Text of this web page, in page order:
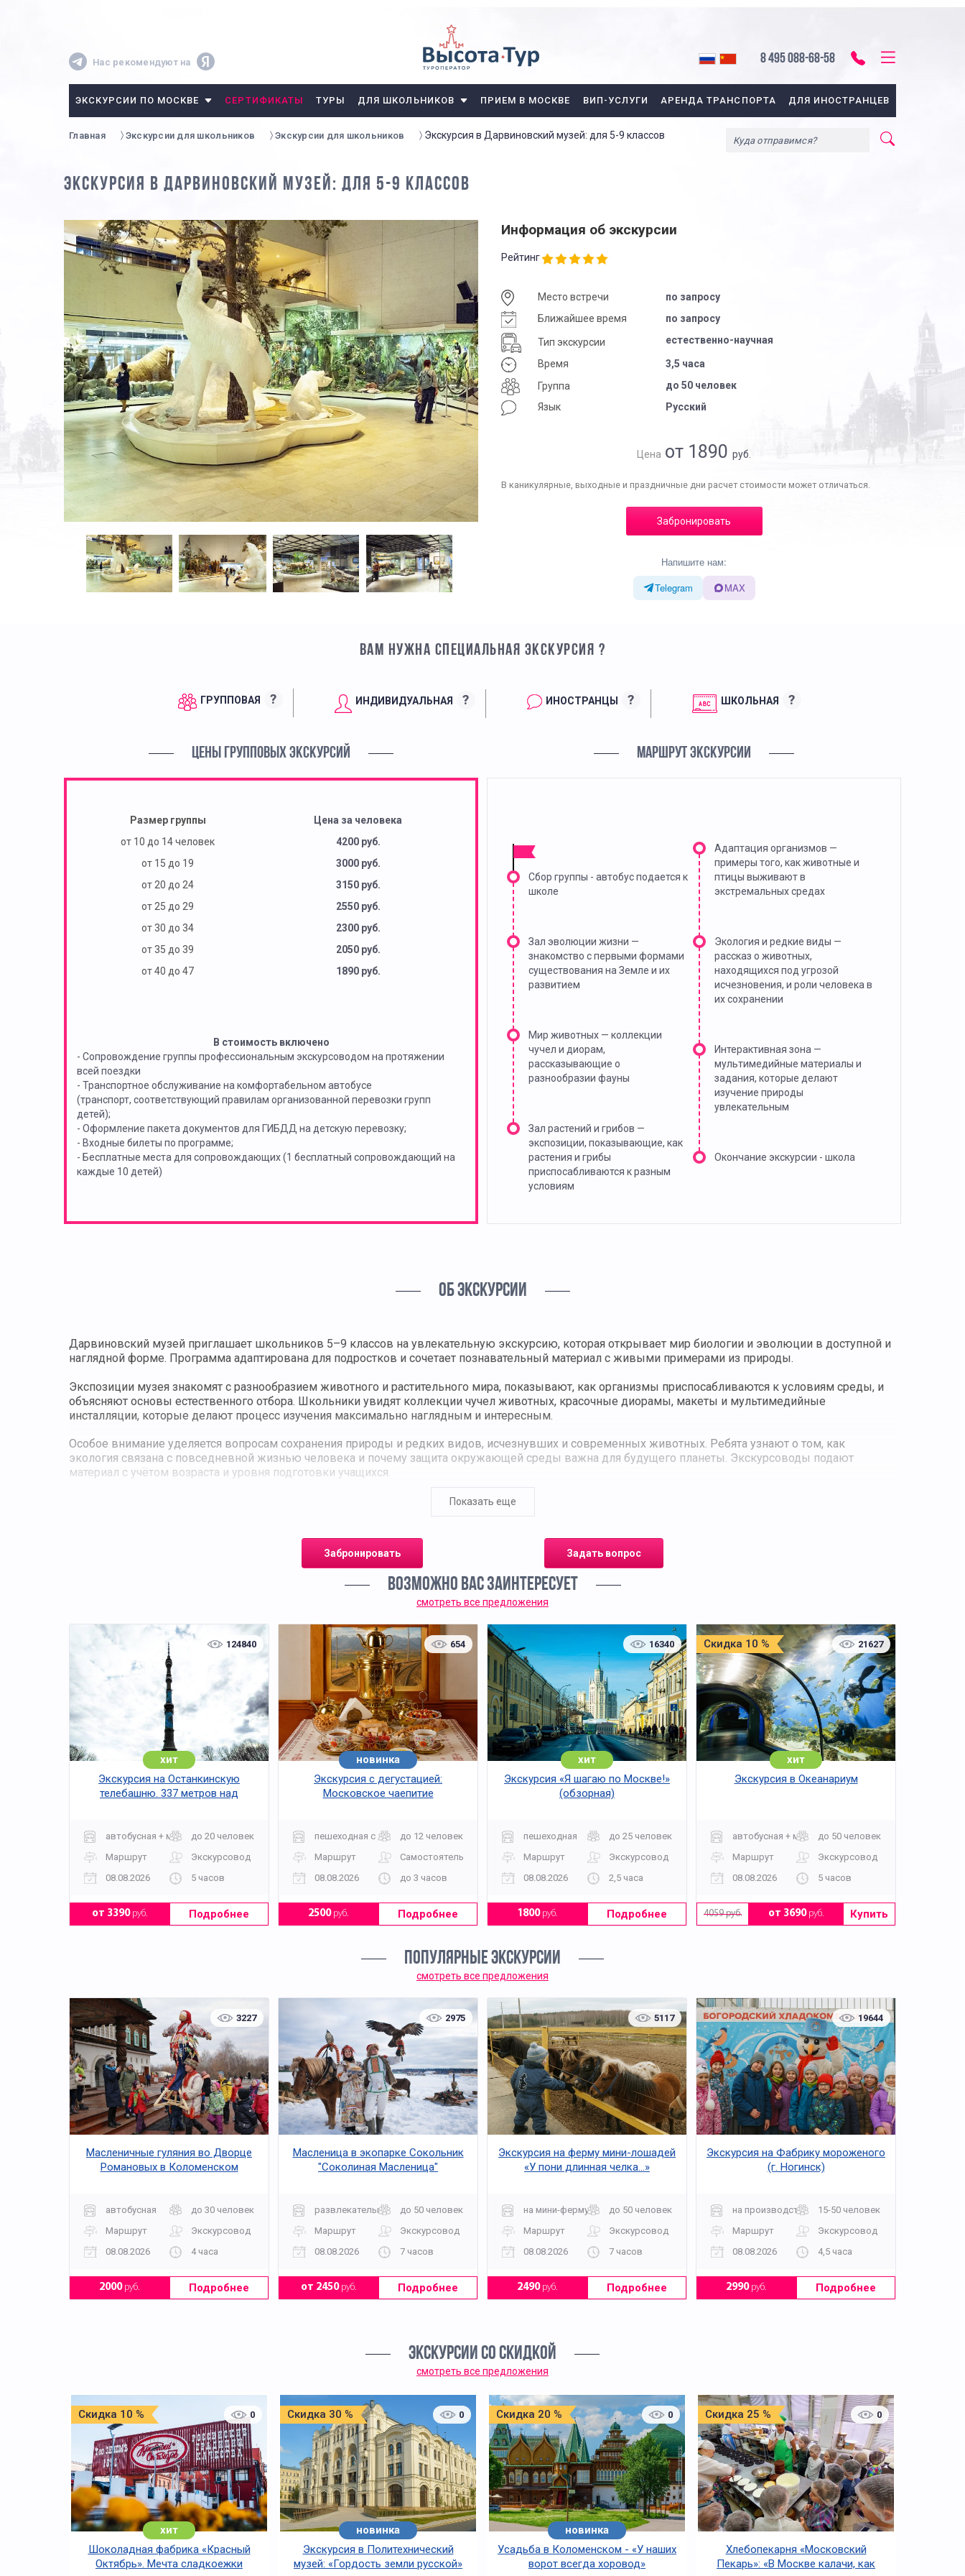
Нас рекомендуют на 8 495 088-68-58
ЭКСКУРСИИ ПО МОСКВЕ СЕРТИФИКАТЫ ТУРЫ ДЛЯ ШКОЛЬНИКОВ ПРИЕМ В МОСКВЕ ВИП-УСЛУГИ АРЕНДА ТРАНСПОРТА ДЛЯ ИНОСТРАНЦЕВ
Главная Экскурсии для школьников Экскурсии для школьников Экскурсия в Дарвиновский музей: для 5-9 классов
ЭКСКУРСИЯ В ДАРВИНОВСКИЙ МУЗЕЙ: ДЛЯ 5-9 КЛАССОВ
Информация об экскурсии
Рейтинг
Место встречи
по запросу
Ближайшее время
по запросу
Тип экскурсии естественно-научная
Время
3,5 часа
Группа
до 50 человек
Язык
Русский
Цена от 1890 руб.
В каникулярные, выходные и праздничные дни расчет стоимости может отличаться.
Забронировать
Напишите нам:
Telegram
MAX
ВАМ НУЖНА СПЕЦИАЛЬНАЯ ЭКСКУРСИЯ ?
ГРУППОВАЯ ? ИНДИВИДУАЛЬНАЯ ? ИНОСТРАНЦЫ ? ШКОЛЬНАЯ ?
ЦЕНЫ ГРУППОВЫХ ЭКСКУРСИЙ
Размер группы
Цена за человека
от 10 до 14 человек
4200 руб.
от 15 до 19
3000 руб.
от 20 до 24
3150 руб.
от 25 до 29
2550 руб.
от 30 до 34
2300 руб.
от 35 до 39
2050 руб.
от 40 до 47
1890 руб.
В стоимость включено
- Сопровождение группы профессиональным экскурсоводом на протяжении
всей поездки
- Транспортное обслуживание на комфортабельном автобусе
(транспорт, соответствующий правилам организованной перевозки групп
детей);
- Оформление пакета документов для ГИБДД на детскую перевозку;
- Входные билеты по программе;
- Бесплатные места для сопровождающих (1 бесплатный сопровождающий на
каждые 10 детей)
МАРШРУТ ЭКСКУРСИИ
Сбор группы - автобус подается к
школе
Зал эволюции жизни —
знакомство с первыми формами
существования на Земле и их
развитием
Мир животных — коллекции
чучел и диорам,
рассказывающие о
разнообразии фауны
Зал растений и грибов —
экспозиции, показывающие, как
растения и грибы
приспосабливаются к разным
условиям
Адаптация организмов —
примеры того, как животные и
птицы выживают в
экстремальных средах
Экология и редкие виды —
рассказ о животных,
находящихся под угрозой
исчезновения, и роли человека в
их сохранении
Интерактивная зона —
мультимедийные материалы и
задания, которые делают
изучение природы
увлекательным
Окончание экскурсии - школа
ОБ ЭКСКУРСИИ
Дарвиновский музей приглашает школьников 5–9 классов на увлекательную экскурсию, которая открывает мир биологии и эволюции в доступной и
наглядной форме. Программа адаптирована для подростков и сочетает познавательный материал с живыми примерами из природы.
Экспозиции музея знакомят с разнообразием животного и растительного мира, показывают, как организмы приспосабливаются к условиям среды, и
объясняют основы естественного отбора. Школьники увидят коллекции чучел животных, красочные диорамы, макеты и мультимедийные
инсталляции, которые делают процесс изучения максимально наглядным и интересным.
Особое внимание уделяется вопросам сохранения природы и редких видов, исчезнувших и современных животных. Ребята узнают о том, как
экология связана с повседневной жизнью человека и почему защита окружающей среды важна для будущего планеты. Экскурсоводы подают
материал с учётом возраста и уровня подготовки учащихся.
Экскурсия помогает закрепить знания по биологии, расширяет кругозор и формирует у школьников интерес к естественным наукам. В ходе посещения
Продолжительность экскурсии составляет около 1,5 часов. Программа рекомендована для школьных групп среднего и старшего звена, так как она
сочетает учебные задачи с яркими музейными впечатлениями.
Показать еще
Забронировать Задать вопрос
ВОЗМОЖНО ВАС ЗАИНТЕРЕСУЕТ
смотреть все предложения
124840
хит
Экскурсия на Останкинскую
телебашню. 337 метров над
автобусная + музей до 20 человек
Маршрут
Экскурсовод
08.08.2026
5 часов
от 3390руб. Подробнее
654
хит
новинка
Экскурсия с дегустацией:
Московское чаепитие
пешеходная с дегустациейдо 12 человек
Маршрут
Самостоятельно
08.08.2026
до 3 часов
2500руб. Подробнее
16340
хит
Экскурсия «Я шагаю по Москве!»
(обзорная)
пешеходная
до 25 человек
Маршрут
Экскурсовод
08.08.2026
2,5 часа
1800руб. Подробнее
Скидка 10 % 21627
хит
Экскурсия в Океанариум
автобусная + музей до 50 человек
Маршрут
Экскурсовод
08.08.2026
5 часов
4059 руб. от 3690руб. Купить
ПОПУЛЯРНЫЕ ЭКСКУРСИИ
смотреть все предложения
3227
Масленичные гуляния во Дворце
Романовых в Коломенском
автобусная
до 30 человек
Маршрут
Экскурсовод
08.08.2026
4 часа
2000руб. Подробнее
2975
Масленица в экопарке Сокольник
"Соколиная Масленица"
развлекательная
до 50 человек
Маршрут
Экскурсовод
08.08.2026
7 часов
от 2450руб. Подробнее
5117
Экскурсия на ферму мини-лошадей
«У пони длинная челка...»
на мини-ферму
до 50 человек
Маршрут
Экскурсовод
08.08.2026
7 часов
2490руб. Подробнее
19644
Экскурсия на Фабрику мороженого
(г. Ногинск)
на производство
15-50 человек
Маршрут
Экскурсовод
08.08.2026
4,5 часа
2990руб. Подробнее
ЭКСКУРСИИ СО СКИДКОЙ
смотреть все предложения
Скидка 10 % 0
хит
Шоколадная фабрика «Красный
Октябрь». Мечта сладкоежки
Скидка 30 % 0
новинка
Экскурсия в Политехнический
музей: «Гордость земли русской»
Скидка 20 % 0
новинка
Усадьба в Коломенском - «У наших
ворот всегда хоровод»
Скидка 25 % 0
Хлебопекарня «Московский
Пекарь»: «В Москве калачи, как